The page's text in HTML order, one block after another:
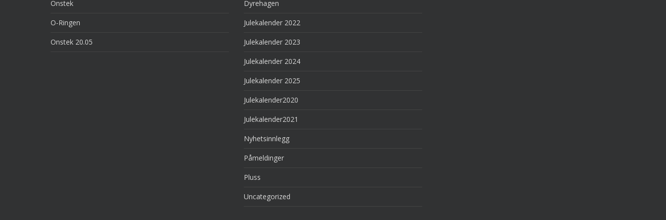
Onstek
O-Ringen
Onstek 20.05
Dyrehagen
Julekalender 2022
Julekalender 2023
Julekalender 2024
Julekalender 2025
Julekalender2020
Julekalender2021
Nyhetsinnlegg
Påmeldinger
Pluss
Uncategorized